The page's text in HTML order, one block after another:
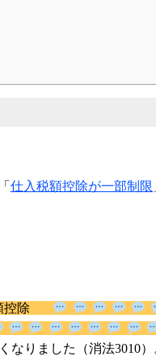
仕入税額控除が一部制限
控除
きなくなりました（消法